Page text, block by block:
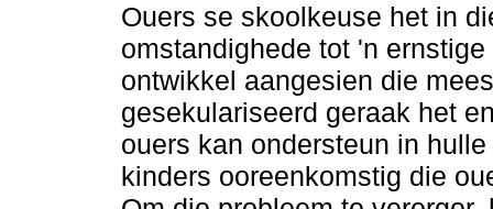
Ouers se skoolkeuse het in
omstandighede tot 'n
ontwikkel aangesien die
gesekulariseerd geraak het
ouers kan ondersteun in
kinders ooreenkomstig die